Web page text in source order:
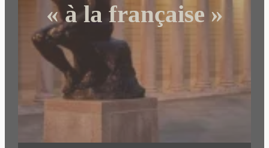
« à la française »